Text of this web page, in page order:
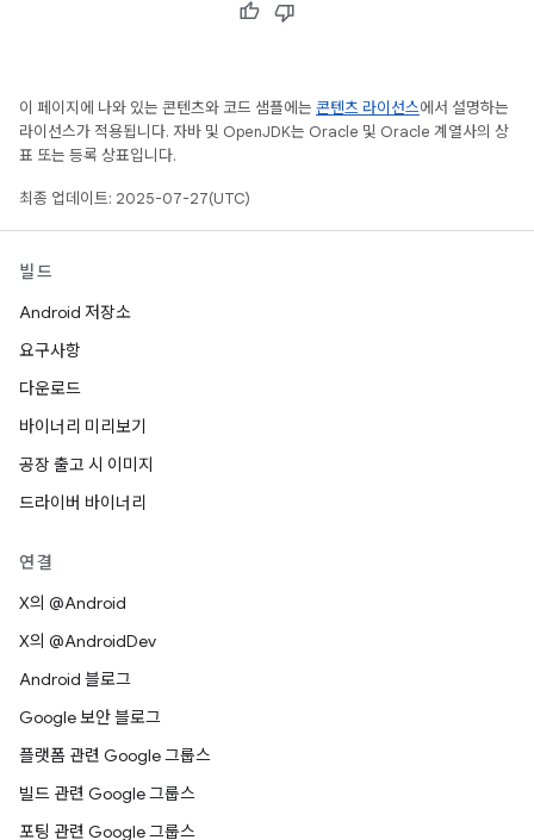
이 페이지에 나와 있는 콘텐츠와 코드 샘플에는 콘텐츠 라이선스에서 설명하는
라이선스가 적용됩니다. 자바 및 OpenJDK는 Oracle 및 Oracle 계열사의 상
표 또는 등록 상표입니다.
최종 업데이트: 2025-07-27(UTC)
빌드
Android 저장소
요구사항
다운로드
바이너리 미리보기
공장 출고 시 이미지
드라이버 바이너리
연결
X의 @Android
X의 @AndroidDev
Android 블로그
Google 보안 블로그
플랫폼 관련 Google 그룹스
빌드 관련 Google 그룹스
포팅 관련 Google 그룹스